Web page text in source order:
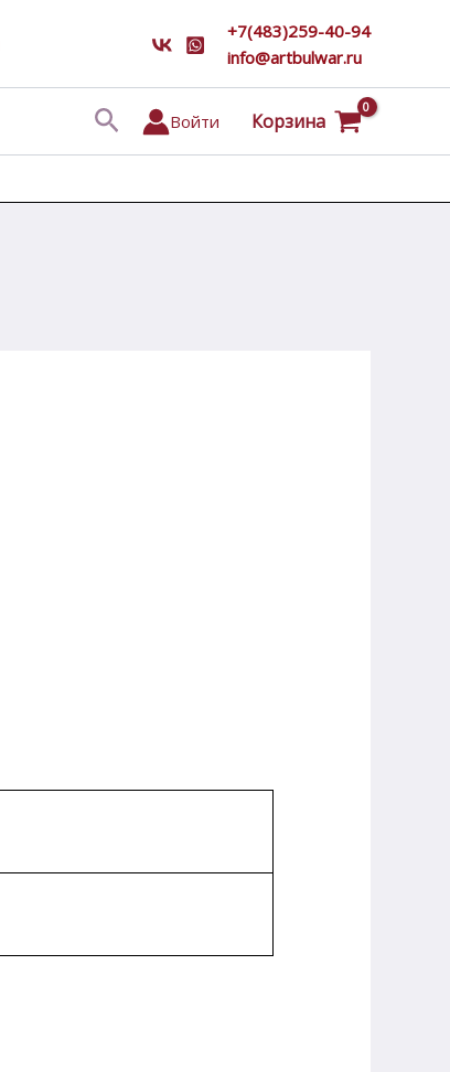
+7(483)259-40-94
info@artbulwar.ru
ПоискВойти Корзина